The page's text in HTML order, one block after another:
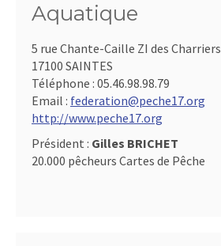
Aquatique
5 rue Chante-Caille ZI des Charriers
17100 SAINTES
Téléphone : 05.46.98.98.79
Email : federation@peche17.org
http://www.peche17.org
Président : Gilles BRICHET
20.000 pêcheurs Cartes de Pêche